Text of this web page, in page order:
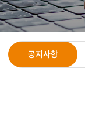
공지사항